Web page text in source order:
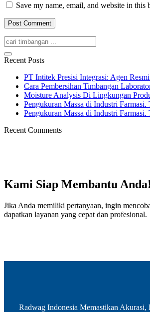
Save my name, email, and website in
Recent Posts
PT Intitek Presisi Integrasi: Agen
Cara Pembersihan Timbangan
Moisture Analysis Di Lingkungan
Pengukuran Massa di Industri
Pengukuran Massa di Industri
Recent Comments
Kami Siap Membantu Anda!
Jika Anda memiliki pertanyaan, ingin
dapatkan layanan yang cepat dan profesional.
Radwag Indonesia Memastikan Akurasi,